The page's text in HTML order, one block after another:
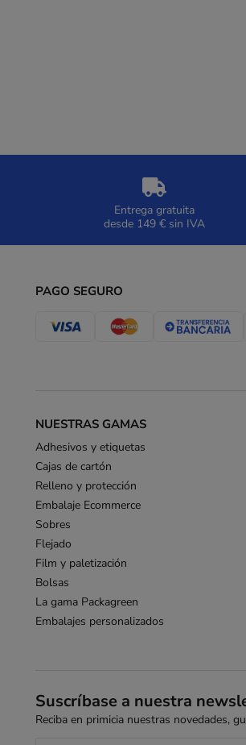
Entrega gratuita
desde 149 € sin IVA
PAGO SEGURO
NUESTRAS GAMAS
Adhesivos y etiquetas
Cajas de cartón
Relleno y protección
Embalaje Ecommerce
Sobres
Flejado
Film y paletización
Bolsas
La gama Packagreen
Embalajes personalizados
Suscríbase a nuestra
Reciba en primicia nuestras novedades,